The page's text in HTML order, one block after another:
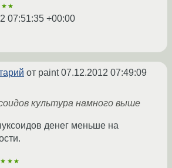
07:51:35 +00:00
от paint07.12.2012 07:49:09
культура намного выше
денег меньше на